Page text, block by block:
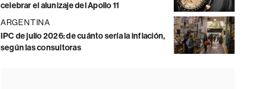
celebrar el alunizaje del Apollo 11
ARGENTINA
IPC de julio 2026: de cuánto sería la inflación,
según las consultoras